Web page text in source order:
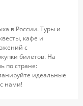
в России. Туры и
кафе и
с
билетов. На
по стране:
идеальные
нами!